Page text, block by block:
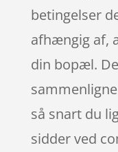
betingelser
afhængig af,
din bopæl.
så snart du
sidder ved